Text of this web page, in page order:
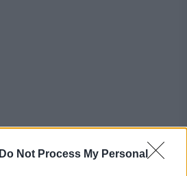
Do Not Process My Personal